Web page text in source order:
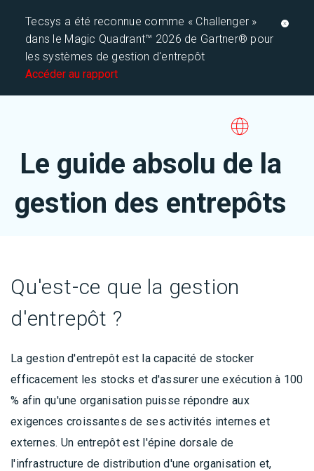
Tecsys a été reconnue comme « Challenger »
dans le Magic Quadrant™ 2026 de Gartner® pour
les systèmes de gestion d'entrepôt
Accéder au rapport
Le guide absolu de la
gestion des entrepôts
Qu'est-ce que la gestion
d'entrepôt ?
La gestion d'entrepôt est la capacité de stocker
efficacement les stocks et d'assurer une exécution à 100
% afin qu'une organisation puisse répondre aux
exigences croissantes de ses activités internes et
externes. Un entrepôt est l'épine dorsale de
l'infrastructure de distribution d'une organisation et,